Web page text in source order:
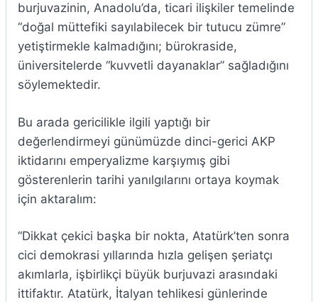
burjuvazinin, Anadolu’da, ticari ilişkiler temelinde
“doğal müttefiki sayılabilecek bir tutucu zümre”
yetiştirmekle kalmadığını; bürokraside,
üniversitelerde “kuvvetli dayanaklar” sağladığını
söylemektedir.
Bu arada gericilikle ilgili yaptığı bir
değerlendirmeyi günümüzde dinci-gerici AKP
iktidarını emperyalizme karşıymış gibi
gösterenlerin tarihi yanılgılarını ortaya koymak
için aktaralım:
“Dikkat çekici başka bir nokta, Atatürk’ten sonra
cici demokrasi yıllarında hızla gelişen şeriatçı
akımlarla, işbirlikçi büyük burjuvazi arasındaki
ittifaktır. Atatürk, İtalyan tehlikesi günlerinde